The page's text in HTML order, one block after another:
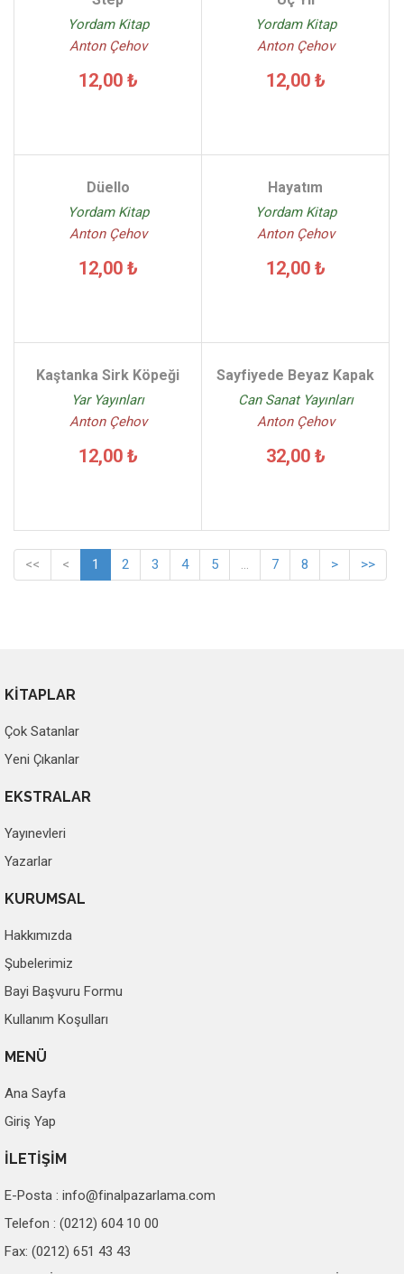
Yordam Kitap
Anton Çehov
12,00 ₺
Yordam Kitap
Anton Çehov
12,00 ₺
Düello
Yordam Kitap
Anton Çehov
12,00 ₺
Hayatım
Yordam Kitap
Anton Çehov
12,00 ₺
Kaştanka Sirk Köpeği
Yar Yayınları
Anton Çehov
12,00 ₺
Sayfiyede Beyaz Kapak
Can Sanat Yayınları
Anton Çehov
32,00 ₺
<< < 1 2 3 4 5 ... 7 8 > >>
KİTAPLAR
Çok Satanlar
Yeni Çıkanlar
EKSTRALAR
Yayınevleri
Yazarlar
KURUMSAL
Hakkımızda
Şubelerimiz
Bayi Başvuru Formu
Kullanım Koşulları
MENÜ
Ana Sayfa
Giriş Yap
İLETİŞİM
E-Posta : info@finalpazarlama.com
Telefon : (0212) 604 10 00
Fax: (0212) 651 43 43